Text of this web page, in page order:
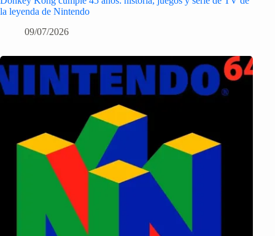
la leyenda de Nintendo
09/07/2026